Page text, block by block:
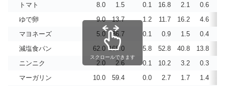
トマト
8.0 1.5 0.1 16.8 2.1 0.6
ゆで卵
9.0 13.7 1.2 11.7 16.2 4.6
マヨネーズ
5.0 36.7 0.1 0.9 1.5 0.4
減塩食パン
62.0 168.0 5.8 52.8 40.8 13.8
ニンニク
2.0 2.6 0.1 10.2 3.2 0.3
マーガリン
10.0 59.4 0.0 2.7 1.7 1.4
スクロールできます